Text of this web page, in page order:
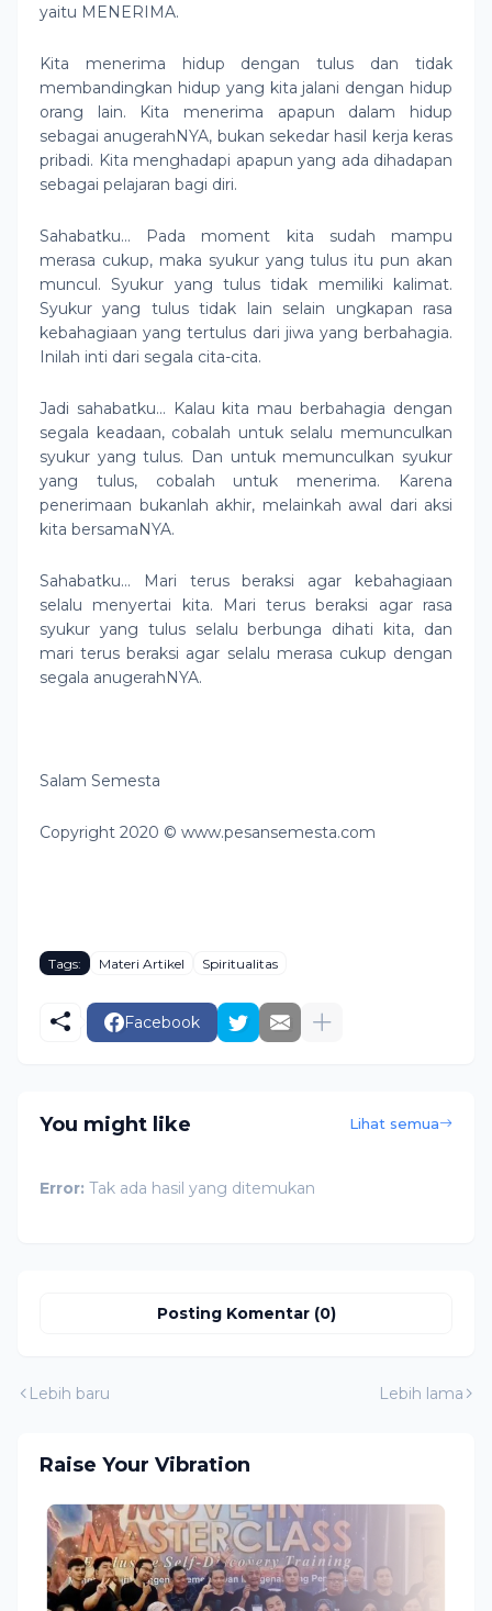
yaitu MENERIMA.
Kita menerima hidup dengan tulus dan tidak
membandingkan hidup yang kita jalani dengan hidup
orang lain. Kita menerima apapun dalam hidup
sebagai anugerahNYA, bukan sekedar hasil kerja keras
pribadi. Kita menghadapi apapun yang ada dihadapan
sebagai pelajaran bagi diri.
Sahabatku… Pada moment kita sudah mampu
merasa cukup, maka syukur yang tulus itu pun akan
muncul. Syukur yang tulus tidak memiliki kalimat.
Syukur yang tulus tidak lain selain ungkapan rasa
kebahagiaan yang tertulus dari jiwa yang berbahagia.
Inilah inti dari segala cita-cita.
Jadi sahabatku… Kalau kita mau berbahagia dengan
segala keadaan, cobalah untuk selalu memunculkan
syukur yang tulus. Dan untuk memunculkan syukur
yang tulus, cobalah untuk menerima. Karena
penerimaan bukanlah akhir, melainkah awal dari aksi
kita bersamaNYA.
Sahabatku… Mari terus beraksi agar kebahagiaan
selalu menyertai kita. Mari terus beraksi agar rasa
syukur yang tulus selalu berbunga dihati kita, dan
mari terus beraksi agar selalu merasa cukup dengan
segala anugerahNYA.
Salam Semesta
Copyright 2020 © www.pesansemesta.com
Tags: Materi Artikel Spiritualitas
Facebook
You might like Lihat semua
Error: Tak ada hasil yang ditemukan
Posting Komentar (0)
Lebih baru Lebih lama
Raise Your Vibration